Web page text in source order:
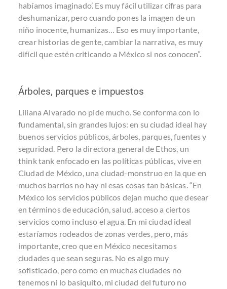
habíamos imaginado’. Es muy fácil utilizar cifras para
deshumanizar, pero cuando pones la imagen de un
niño inocente, humanizas… Eso es muy importante,
crear historias de gente, cambiar la narrativa, es muy
difícil que estén criticando a México si nos conocen”.
Árboles, parques e impuestos
Liliana Alvarado no pide mucho. Se conforma con lo
fundamental, sin grandes lujos: en su ciudad ideal hay
buenos servicios públicos, árboles, parques, fuentes y
seguridad. Pero la directora general de Ethos, un
think tank enfocado en las políticas públicas, vive en
Ciudad de México, una ciudad-monstruo en la que en
muchos barrios no hay ni esas cosas tan básicas. “En
México los servicios públicos dejan mucho que desear
en términos de educación, salud, acceso a ciertos
servicios como incluso el agua. En mi ciudad ideal
estaríamos rodeados de zonas verdes, pero, más
importante, creo que en México necesitamos
ciudades que sean seguras. No es algo muy
sofisticado, pero como en muchas ciudades no
tenemos ni lo basiquito, mi ciudad del futuro no